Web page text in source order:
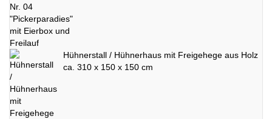
Hühnerstall / Hühnerhaus mit Freigehege aus Holz
ca. 310 x 150 x 150 cm